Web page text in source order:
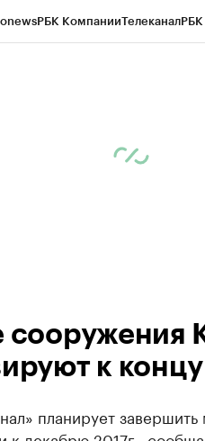
РБК КомпанииТелеканалРБК
к концу
планирует